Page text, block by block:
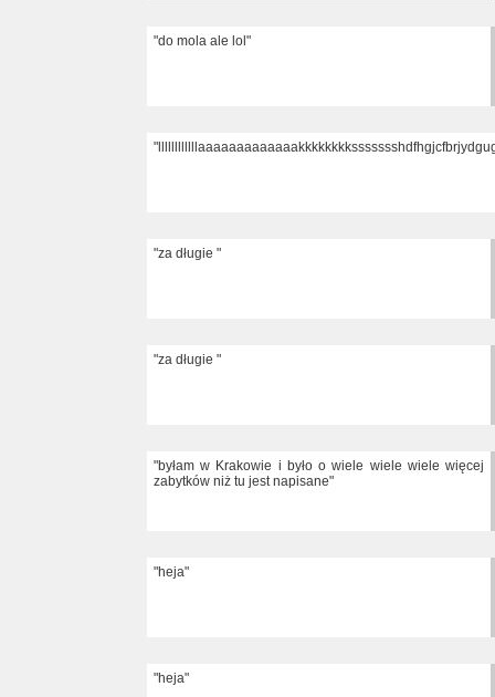
"do mola ale lol"
"za długie "
"za długie "
"byłam w Krakowie i było o wiele wiele wiele więcej
zabytków niż tu jest napisane"
"heja"
"heja"